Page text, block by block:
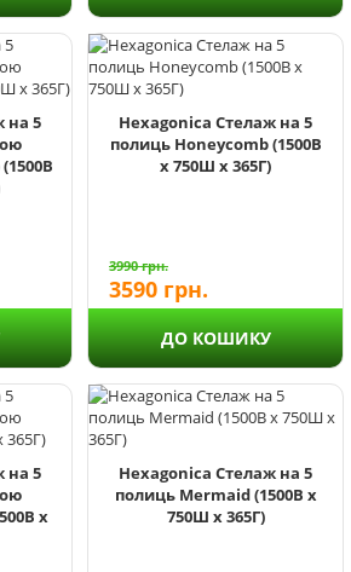
на 5
Hexagonica Стелаж на 5
полиць Honeycomb (1500В
х 750Ш х 365Г)
3990грн.
3590 грн.
ДО КОШИКУ
на 5
х
Hexagonica Стелаж на 5
полиць Mermaid (1500В х
750Ш х 365Г)